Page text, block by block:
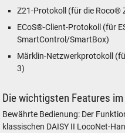
Z21-Protokoll (für die Roco®
ECoS®-Client-Protokoll (für
SmartControl/SmartBox)
Märklin-Netzwerkprotokoll
3)
Die wichtigsten Features
Bewährte Bedienung: Der
klassischen DAISY II LocoNet-